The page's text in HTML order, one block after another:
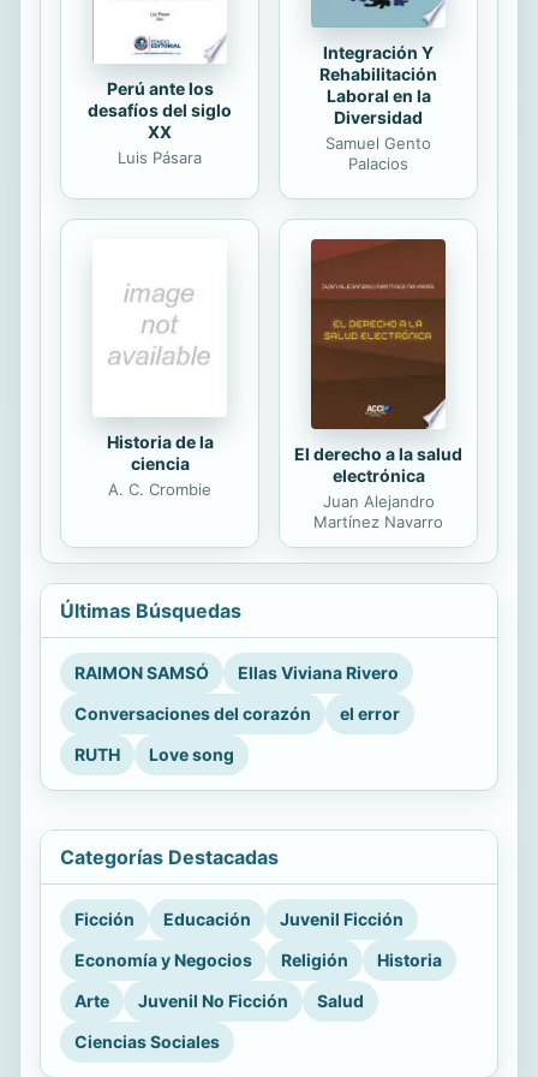
Perú ante los
desafíos del siglo
XX
Luis Pásara
Integración Y
Rehabilitación
Laboral en la
Diversidad
Samuel Gento
Palacios
Historia de la
ciencia
A. C. Crombie
El derecho a la salud
electrónica
Juan Alejandro
Martínez Navarro
Últimas Búsquedas
RAIMON SAMSÓ
Ellas Viviana Rivero
Conversaciones del corazón
el error
RUTH
Love song
Categorías Destacadas
Ficción Educación
Juvenil Ficción
Economía y Negocios
Religión
Historia
Arte
Juvenil No Ficción
Salud
Ciencias Sociales